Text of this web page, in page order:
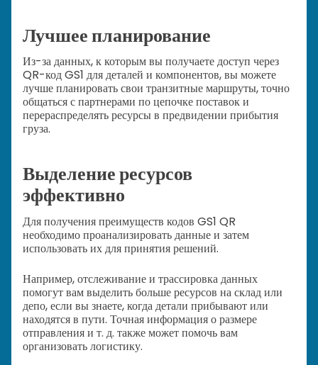
Лучшее планирование
Из-за данных, к которым вы получаете доступ через
QR-код GS1 для деталей и компонентов, вы можете
лучше планировать свои транзитные маршруты, точно
общаться с партнерами по цепочке поставок и
перераспределять ресурсы в предвидении прибытия
груза.
Выделение ресурсов
эффективно
Для получения преимуществ кодов GS1 QR
необходимо проанализировать данные и затем
использовать их для принятия решений.
Например, отслеживание и трассировка данных
помогут вам выделить больше ресурсов на склад или
депо, если вы знаете, когда детали прибывают или
находятся в пути. Точная информация о размере
отправления и т. д. также может помочь вам
организовать логистику.